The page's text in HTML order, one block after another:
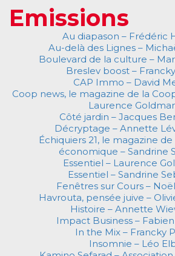
Emissions
Au diapason – Frédéric
Au-delà des Lignes –
Boulevard de la culture –
Breslev boost –
CAP Immo – David
Coop news, le magazine de la
Laurence
Côté jardin – Jacques
Décryptage – Annette
Échiquiers 21, le magazine
économique – Sandrine
Essentiel – Laurence
Essentiel – Sandrine
Fenêtres sur Cours –
Havrouta, pensée juive –
Histoire – Annette
Impact Business –
In the Mix – Francky
Insomnie – Léo